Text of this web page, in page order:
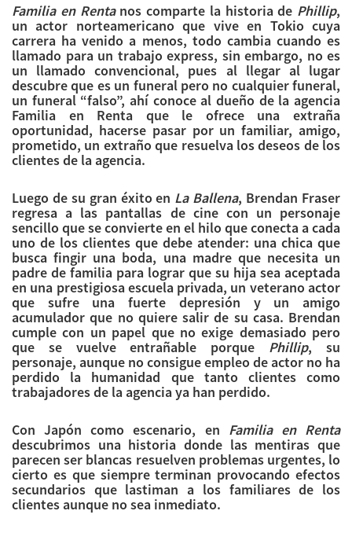
Familia en Rentanos comparte la historia de Phillip,
un actor norteamericano que vive en Tokio cuya
carrera ha venido a menos, todo cambia cuando es
llamado para un trabajo express, sin embargo, no es
un llamado convencional, pues al llegar al lugar
descubre que es un funeral pero no cualquier funeral,
un funeral “falso”, ahí conoce al dueño de la agencia
Familia en Renta que le ofrece una extraña
oportunidad, hacerse pasar por un familiar, amigo,
prometido, un extraño que resuelva los deseos de los
clientes de la agencia.
Luego de su gran éxito en La Ballena, Brendan Fraser
regresa a las pantallas de cine con un personaje
sencillo que se convierte en el hilo que conecta a cada
uno de los clientes que debe atender: una chica que
busca fingir una boda, una madre que necesita un
padre de familia para lograr que su hija sea aceptada
en una prestigiosa escuela privada, un veterano actor
que sufre una fuerte depresión y un amigo
acumulador que no quiere salir de su casa. Brendan
cumple con un papel que no exige demasiado pero
que se vuelve entrañable porque Phillip, su
personaje, aunque no consigue empleo de actor no ha
perdido la humanidad que tanto clientes como
trabajadores de la agencia ya han perdido.
Con Japón como escenario, en Familia en Renta
descubrimos una historia donde las mentiras que
parecen ser blancas resuelven problemas urgentes, lo
cierto es que siempre terminan provocando efectos
secundarios que lastiman a los familiares de los
clientes aunque no sea inmediato.